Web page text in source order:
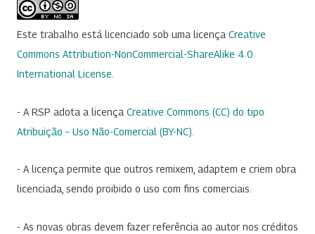
Este trabalho está licenciado sob uma licença Creative
Commons Attribution-NonCommercial-ShareAlike 4.0
International License
- A RSP adota a licença Creative Commons (CC) do tipo
Atribuição – Uso Não-Comercial (BY-NC)
- A licença permite que outros remixem, adaptem e criem obra
licenciada, sendo proibido o uso com fins comerciais.
- As novas obras devem fazer referência ao autor nos créditos